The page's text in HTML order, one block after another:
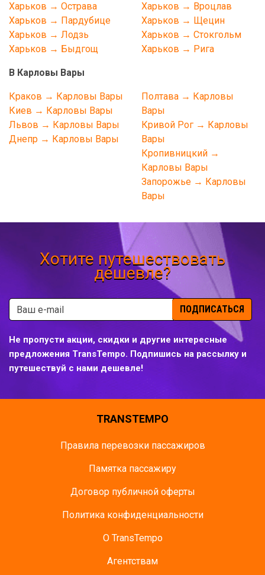
Харьков → Острава
Харьков → Пардубице
Харьков → Лодзь
Харьков → Быдгощ
Харьков → Вроцлав
Харьков → Щецин
Харьков → Стокгольм
Харьков → Рига
В Карловы Вары
Краков → Карловы Вары
Киев → Карловы Вары
Львов → Карловы Вары
Днепр → Карловы Вары
Полтава → Карловы
Вары
Кривой Рог → Карловы
Вары
Кропивницкий →
Карловы Вары
Запорожье → Карловы
Вары
Хотите путешествовать
дешевле?
ПОДПИСАТЬСЯ
Не пропусти акции, скидки и другие интересные
предложения TransTempo. Подпишись на рассылку и
путешествуй с нами дешевле!
TRANSTEMPO
Правила перевозки пассажиров
Памятка пасcажиру
Договор публичной оферты
Политика конфиденциальности
О TransTempo
Агентствам